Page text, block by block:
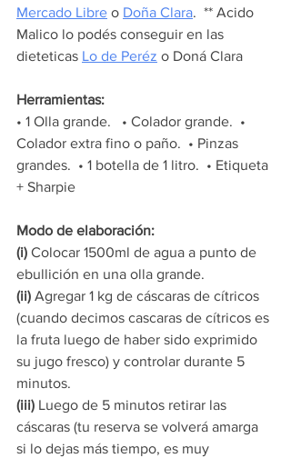
Mercado Libre o Doña Clara.  ** Acido
Malico lo podés conseguir en las
dieteticas Lo de Peréz o Doná Clara
Herramientas:
• 1 Olla grande.   • Colador grande.  •
Colador extra fino o paño.  • Pinzas
grandes.  • 1 botella de 1 litro.  • Etiqueta
+ Sharpie
Modo de elaboración:
(i) Colocar 1500ml de agua a punto de
ebullición en una olla grande.
(ii) Agregar 1 kg de cáscaras de cítricos
(cuando decimos cascaras de cítricos es
la fruta luego de haber sido exprimido
su jugo fresco) y controlar durante 5
minutos.
(iii) Luego de 5 minutos retirar las
cáscaras (tu reserva se volverá amarga
si lo dejas más tiempo, es muy